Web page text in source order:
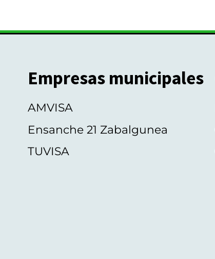
Empresas municipales
AMVISA
Ensanche 21 Zabalgunea
TUVISA